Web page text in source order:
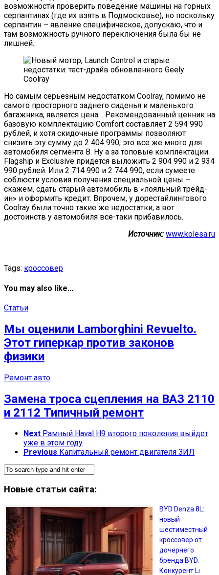
возможности проверить поведение машины на горных
серпантинах (где их взять в Подмосковье), но поскольку
серпантин – явление специфическое, допускаю, что и
там возможность ручного переключения была бы не
лишней.
Но самым серьезным недостатком Coolray, помимо не
самого просторного заднего сиденья и маленького
багажника, является цена… Рекомендованный ценник на
базовую комплектацию Comfort составляет 2 594 990
рублей, и хотя скидочные программы позволяют
снизить эту сумму до 2 404 990, это все же много для
автомобиля сегмента В. Ну а за топовые комплектации
Flagship и Exclusive придется выложить 2 904 990 и 2 934
990 рублей. Или 2 714 990 и 2 744 990, если сумеете
соблюсти условия получения специальной цены –
скажем, сдать старый автомобиль в «лояльный трейд-
ин» и оформить кредит. Впрочем, у дорестайлингового
Coolray были точно такие же недостатки, а вот
достоинств у автомобиля все-таки прибавилось.
Источник: www.kolesa.ru
Tags: кроссовер
You may also like...
Статьи
Мы оценили Lamborghini Revuelto.
Этот гиперкар против законов
физики
Ремонт авто
Замена троса сцепления на ВАЗ 2110
и 2112 Типичный ремонт
Next Рамный Haval H9 второго поколения выйдет
уже в этом году
Previous Капитальный ремонт двигателя ЗИЛ
Новые статьи сайта:
BYD Denza 8L:
новый
шестиместный
кроссовер от
дочернего
бренда BYD.
Конкурент Li